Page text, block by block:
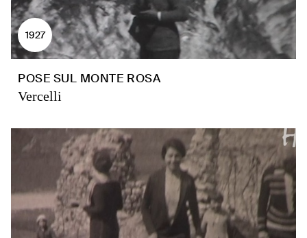
1927
POSE SUL MONTE ROSA
Vercelli